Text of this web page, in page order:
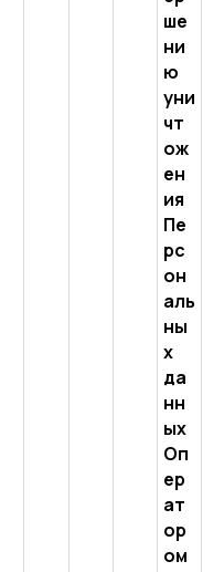
ше
ни
ю
уни
чт
ож
ен
ия
Пе
рс
он
аль
ны
х
да
нн
ых
Оп
ер
ат
ор
ом